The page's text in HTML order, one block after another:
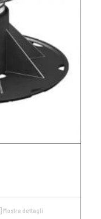
Mostra dettagli